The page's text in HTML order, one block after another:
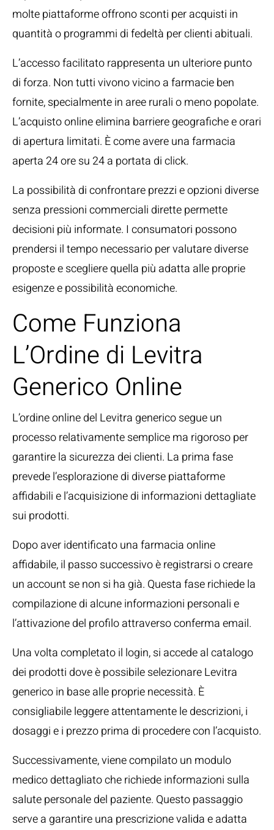
molte piattaforme offrono sconti per acquisti in
quantità o programmi di fedeltà per clienti abituali.
L’accesso facilitato rappresenta un ulteriore punto
di forza. Non tutti vivono vicino a farmacie ben
fornite, specialmente in aree rurali o meno popolate.
L’acquisto online elimina barriere geografiche e orari
di apertura limitati. È come avere una farmacia
aperta 24 ore su 24 a portata di click.
La possibilità di confrontare prezzi e opzioni diverse
senza pressioni commerciali dirette permette
decisioni più informate. I consumatori possono
prendersi il tempo necessario per valutare diverse
proposte e scegliere quella più adatta alle proprie
esigenze e possibilità economiche.
Come Funziona
L’Ordine di Levitra
Generico Online
L’ordine online del Levitra generico segue un
processo relativamente semplice ma rigoroso per
garantire la sicurezza dei clienti. La prima fase
prevede l’esplorazione di diverse piattaforme
affidabili e l’acquisizione di informazioni dettagliate
sui prodotti.
Dopo aver identificato una farmacia online
affidabile, il passo successivo è registrarsi o creare
un account se non si ha già. Questa fase richiede la
compilazione di alcune informazioni personali e
l’attivazione del profilo attraverso conferma email.
Una volta completato il login, si accede al catalogo
dei prodotti dove è possibile selezionare Levitra
generico in base alle proprie necessità. È
consigliabile leggere attentamente le descrizioni, i
dosaggi e i prezzo prima di procedere con l’acquisto.
Successivamente, viene compilato un modulo
medico dettagliato che richiede informazioni sulla
salute personale del paziente. Questo passaggio
serve a garantire una prescrizione valida e adatta